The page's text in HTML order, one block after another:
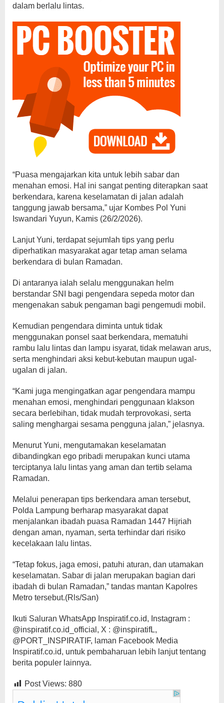
dalam berlalu lintas.
“Puasa mengajarkan kita untuk lebih sabar dan
menahan emosi. Hal ini sangat penting diterapkan saat
berkendara, karena keselamatan di jalan adalah
tanggung jawab bersama,” ujar Kombes Pol Yuni
Iswandari Yuyun, Kamis (26/2/2026).
Lanjut Yuni, terdapat sejumlah tips yang perlu
diperhatikan masyarakat agar tetap aman selama
berkendara di bulan Ramadan.
Di antaranya ialah selalu menggunakan helm
berstandar SNI bagi pengendara sepeda motor dan
mengenakan sabuk pengaman bagi pengemudi mobil.
Kemudian pengendara diminta untuk tidak
menggunakan ponsel saat berkendara, mematuhi
rambu lalu lintas dan lampu isyarat, tidak melawan arus,
serta menghindari aksi kebut-kebutan maupun ugal-
ugalan di jalan.
“Kami juga mengingatkan agar pengendara mampu
menahan emosi, menghindari penggunaan klakson
secara berlebihan, tidak mudah terprovokasi, serta
saling menghargai sesama pengguna jalan,” jelasnya.
Menurut Yuni, mengutamakan keselamatan
dibandingkan ego pribadi merupakan kunci utama
terciptanya lalu lintas yang aman dan tertib selama
Ramadan.
Melalui penerapan tips berkendara aman tersebut,
Polda Lampung berharap masyarakat dapat
menjalankan ibadah puasa Ramadan 1447 Hijriah
dengan aman, nyaman, serta terhindar dari risiko
kecelakaan lalu lintas.
“Tetap fokus, jaga emosi, patuhi aturan, dan utamakan
keselamatan. Sabar di jalan merupakan bagian dari
ibadah di bulan Ramadan,” tandas mantan Kapolres
Metro tersebut.(Rls/San)
Ikuti Saluran WhatsApp Inspiratif.co.id, Instagram :
@inspiratif.co.id_official, X : @inspiratifL,
@PORT_INSPIRATIF, laman Facebook Media
Inspiratif.co.id, untuk pembaharuan lebih lanjut tentang
berita populer lainnya.
Post Views: 880